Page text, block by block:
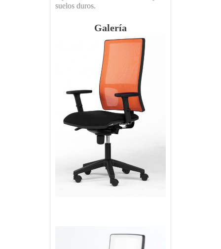
suelos duros.
Galería